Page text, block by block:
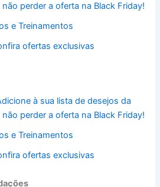
perder a oferta na Black Friday!
e Treinamentos
ofertas exclusivas
à sua lista de desejos da
perder a oferta na Black Friday!
e Treinamentos
ofertas exclusivas